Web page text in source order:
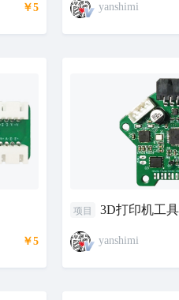
￥5 yanshimi
￥5
项目 3D打印机工
yanshimi